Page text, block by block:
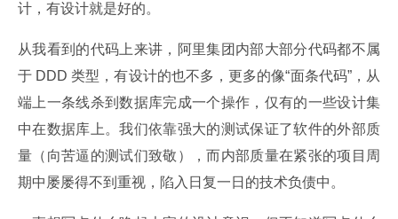
计，有设计就是好的。
从我看到的代码上来讲，阿里集团内部大部分代码都不属
于 DDD 类型，有设计的也不多，更多的像“面条代码”，从
端上一条线杀到数据库完成一个操作，仅有的一些设计集
中在数据库上。我们依靠强大的测试保证了软件的外部质
量（向苦逼的测试们致敬），而内部质量在紧张的项目周
期中屡屡得不到重视，陷入日复一日的技术负债中。